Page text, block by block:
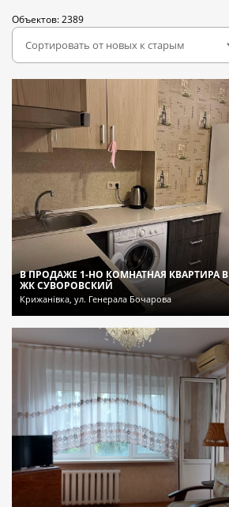
Объектов: 2389
В ПРОДАЖЕ 1-НО КОМНАТНАЯ КВАРТИРА В
ЖК СУВОРОВСКИЙ
Крижанівка, ул. Генерала Бочарова